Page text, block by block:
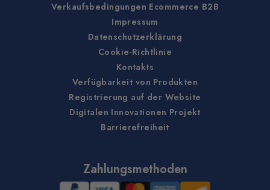
Verkaufsbedingungen Ecommerce B2B
Impressum
Datenschutzerklärung
Cookie-Richtlinie
Kontakts
Verfügbarkeit von Produkten
Registrierung auf der Website
Digitalen Innovationen Projekt
Barrierefreiheit
Zahlungsmethoden